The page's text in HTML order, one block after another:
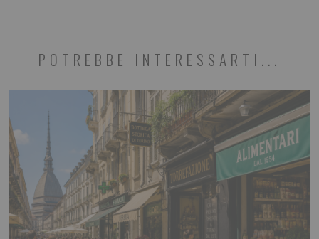
POTREBBE INTERESSARTI...